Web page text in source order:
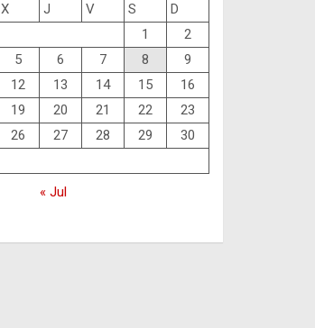
X J V S
D
1
2
5 6 7 8
9
12 13 14 15
16
19 20 21 22
23
26 27 28 29
30
« Jul